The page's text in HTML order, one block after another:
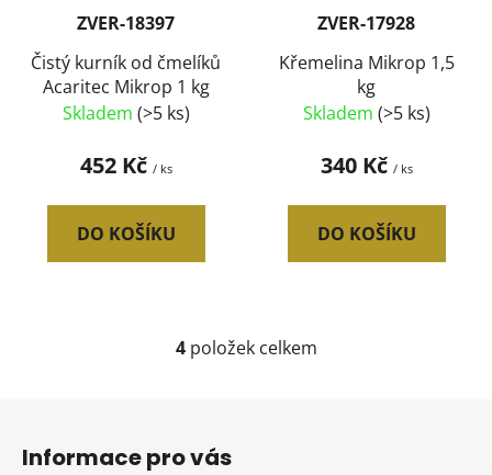
ZVER-18397
Čistý kurník od čmelíků
Acaritec Mikrop 1 kg
Skladem (>5 ks)
452 Kč / ks
DO KOŠÍKU
ZVER-17928
Křemelina Mikrop 1,5
kg
Skladem (>5 ks)
340 Kč / ks
DO KOŠÍKU
O
4položek celkem
Informace pro vás